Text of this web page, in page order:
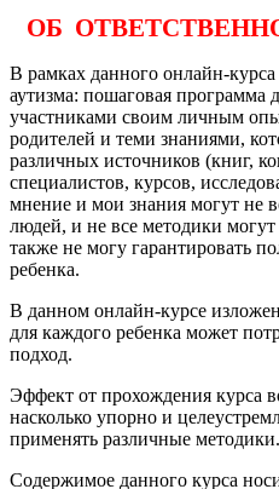
ОБ
В рамках данного онлайн-
аутизма: пошаговая программа
участниками своим личным
родителей и теми знаниями,
различных источников (книг,
специалистов, курсов,
мнение и мои знания могут не
людей, и не все методики
также не могу гарантировать
ребенка.
В данном онлайн-курсе
для каждого ребенка может
подход.
Эффект от прохождения курса
насколько упорно и
применять различные методики.
Содержимое данного курса